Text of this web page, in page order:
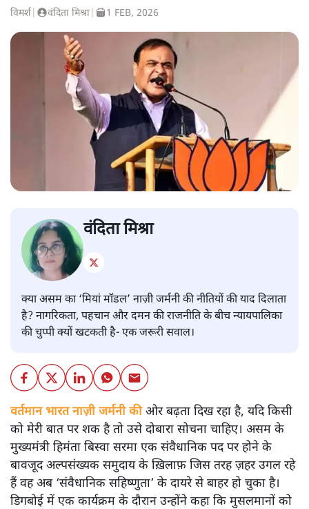
विमर्श वंदिता मिश्रा 1 FEB, 2026
वंदिता मिश्रा
क्या असम का ‘मियां मॉडल’ नाज़ी जर्मनी की नीतियों की याद दिलाता
है? नागरिकता, पहचान और दमन की राजनीति के बीच न्यायपालिका
की चुप्पी क्यों खटकती है- एक जरूरी सवाल।
वर्तमान भारत नाज़ी जर्मनी कीओर बढ़ता दिख रहा है, यदि किसी
को मेरी बात पर शक है तो उसे दोबारा सोचना चाहिए। असम के
मुख्यमंत्री हिमंता बिस्वा सरमा एक संवैधानिक पद पर होने के
बावजूद अल्पसंख्यक समुदाय के ख़िलाफ़ जिस तरह ज़हर उगल रहे
हैं वह अब ‘संवैधानिक सहिष्णुता’ के दायरे से बाहर हो चुका है।
डिगबोई में एक कार्यक्रम के दौरान उन्होंने कहा कि मुसलमानों को